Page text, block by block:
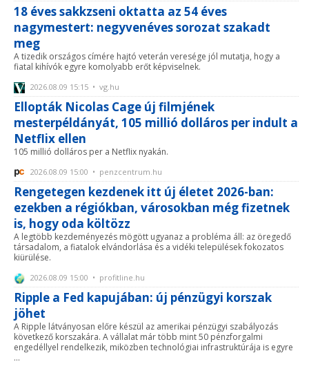
18 éves sakkzseni oktatta az 54 éves
nagymestert: negyvenéves sorozat szakadt
meg
A tizedik országos címére hajtó veterán veresége jól mutatja, hogy a
fiatal kihívók egyre komolyabb erőt képviselnek.
2026.08.09 15:15 • vg.hu
Ellopták Nicolas Cage új filmjének
mesterpéldányát, 105 millió dolláros per indult a
Netflix ellen
105 millió dolláros per a Netflix nyakán.
2026.08.09 15:00 • penzcentrum.hu
Rengetegen kezdenek itt új életet 2026-ban:
ezekben a régiókban, városokban még fizetnek
is, hogy oda költözz
A legtöbb kezdeményezés mögött ugyanaz a probléma áll: az öregedő
társadalom, a fiatalok elvándorlása és a vidéki települések fokozatos
kiürülése.
2026.08.09 15:00 • profitline.hu
Ripple a Fed kapujában: új pénzügyi korszak
jöhet
A Ripple látványosan előre készül az amerikai pénzügyi szabályozás
következő korszakára. A vállalat már több mint 50 pénzforgalmi
engedéllyel rendelkezik, miközben technológiai infrastruktúrája is egyre
...